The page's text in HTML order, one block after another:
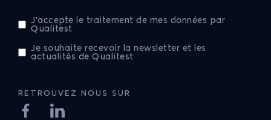
J'accepte le traitement de mes données par
Qualitest
Je souhaite recevoir la newsletter et les
actualités de Qualitest
RETROUVEZ NOUS SUR